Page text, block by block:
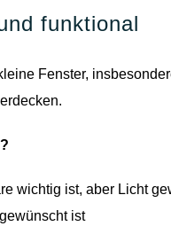
funktional
Fenster,
wichtig ist, aber Licht
ist